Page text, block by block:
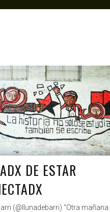
ANTAGONISTAS MAY 13,
DE ESTAR
(@llunadebarri) “Otra